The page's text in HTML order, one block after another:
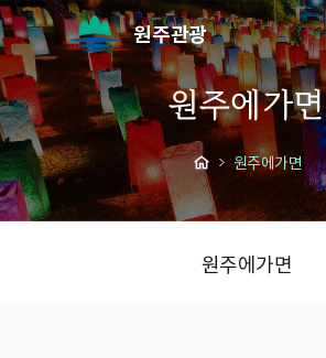
원주관광
원주에가면
원주에가면
원주에가면